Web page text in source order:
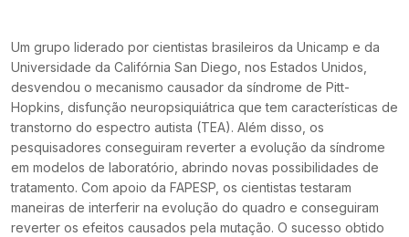
Um grupo liderado por cientistas brasileiros da Unicamp e da
Universidade da Califórnia San Diego, nos Estados Unidos,
desvendou o mecanismo causador da síndrome de Pitt-
Hopkins, disfunção neuropsiquiátrica que tem características de
transtorno do espectro autista (TEA). Além disso, os
pesquisadores conseguiram reverter a evolução da síndrome
em modelos de laboratório, abrindo novas possibilidades de
tratamento. Com apoio da FAPESP, os cientistas testaram
maneiras de interferir na evolução do quadro e conseguiram
reverter os efeitos causados pela mutação. O sucesso obtido